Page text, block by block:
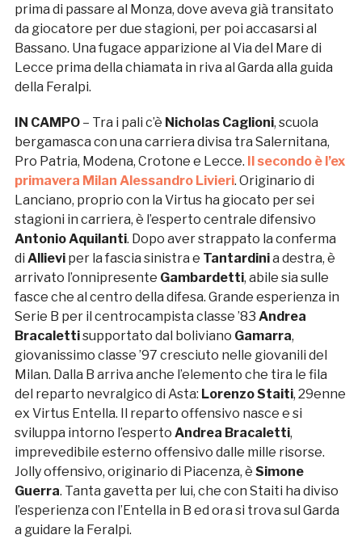
prima di passare al Monza, dove aveva già transitato
da giocatore per due stagioni, per poi accasarsi al
Bassano. Una fugace apparizione al Via del Mare di
Lecce prima della chiamata in riva al Garda alla guida
della Feralpi.
IN CAMPO – Tra i pali c’è Nicholas Caglioni, scuola
bergamasca con una carriera divisa tra Salernitana,
Pro Patria, Modena, Crotone e Lecce. Il secondo è l’ex
primavera Milan Alessandro Livieri. Originario di
Lanciano, proprio con la Virtus ha giocato per sei
stagioni in carriera, è l’esperto centrale difensivo
Antonio Aquilanti. Dopo aver strappato la conferma
di Allievi per la fascia sinistra e Tantardinia destra, è
arrivato l’onnipresente Gambardetti, abile sia sulle
fasce che al centro della difesa. Grande esperienza in
Serie B per il centrocampista classe ’83 Andrea
Bracalettisupportato dal boliviano Gamarra,
giovanissimo classe ’97 cresciuto nelle giovanili del
Milan. Dalla B arriva anche l’elemento che tira le fila
del reparto nevralgico di Asta: Lorenzo Staiti, 29enne
ex Virtus Entella. Il reparto offensivo nasce e si
sviluppa intorno l’esperto Andrea Bracaletti,
imprevedibile esterno offensivo dalle mille risorse.
Jolly offensivo, originario di Piacenza, è Simone
Guerra. Tanta gavetta per lui, che con Staiti ha diviso
l’esperienza con l’Entella in B ed ora si trova sul Garda
a guidare la Feralpi.